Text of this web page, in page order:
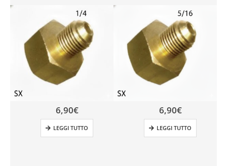
6,90€
LEGGI TUTTO
6,90€
LEGGI TUTTO